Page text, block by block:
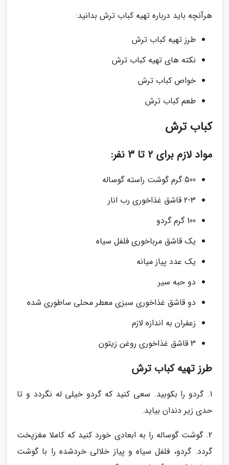
هرآنچه باید درباره تهیه کباب ترش بدانید:
طرز تهیه کباب ترش
نکته های تهیه کباب ترش
خواص کباب ترش
طعم کباب ترش
کباب ترش
مواد لازم برای 2 تا 3 نفر:
500 گرم گوشت راسته گوساله
2-3 قاشق غذاخوری رب انار
100 گرم گردو
یک قاشق مرباخوری فلفل سیاه
یک عدد پیاز میانه
دو حبه سیر
دو قاشق غذاخوری سبزی معطر محلی ساطوری شده
زعفران به اندازه لازم
3 قاشق غذاخوری روغن زیتون
طرز تهیه کباب ترش
1. گردو را بکوبید. سعی کنید که گردو خیلی له نگردد و تا
حدی زیر دندان بیاید.
2. گوشت گوساله را به ابعادی خورد کنید که کاملا مغزپخت
گردد. گردو، فلفل سیاه و پیاز خلالی خردشده را با گوشت